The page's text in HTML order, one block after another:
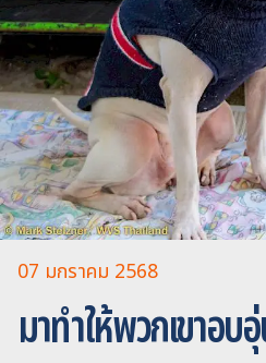
07 มกราคม 2568
มาทำให้พวกเขาอบ